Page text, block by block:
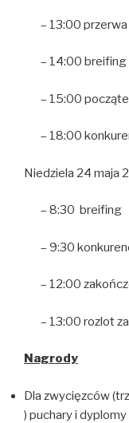
– 13:00 przerwa
– 14:00 breifing
– 15:00
– 18:00
Niedziela 24 maja
– 8:30 breifing
– 9:30
– 12:00
– 13:00 rozlot
Nagrody
Dla zwycięzców
) puchary i dyplomy